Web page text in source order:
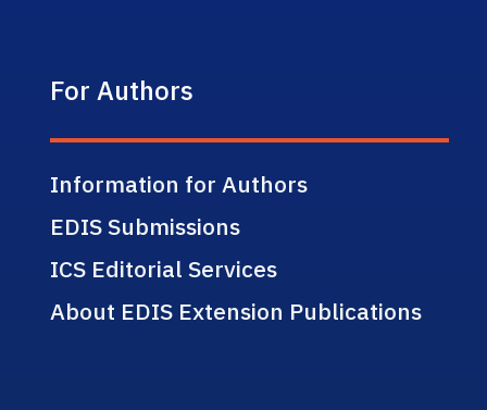
For Authors
Information for Authors
EDIS Submissions
ICS Editorial Services
About EDIS Extension Publications